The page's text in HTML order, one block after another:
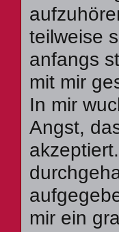
teilweise
anfangs
mit mir
In mir
Angst,
mir ein